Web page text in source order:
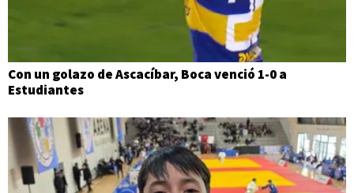
Con un golazo de Ascacíbar, Boca venció 1-0 a
Estudiantes